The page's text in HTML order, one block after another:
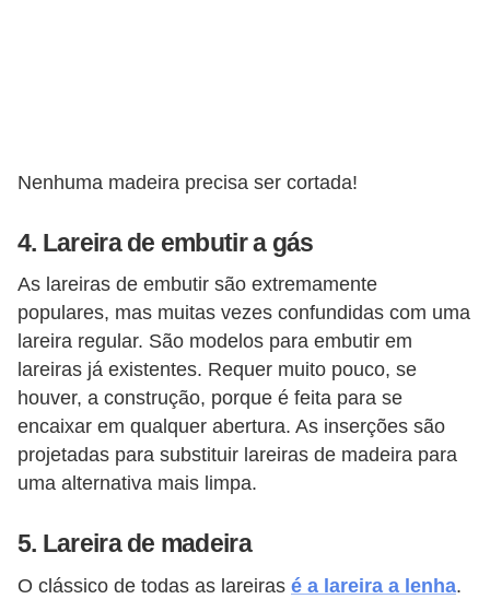
Nenhuma madeira precisa ser cortada!
4. Lareira de embutir a gás
As lareiras de embutir são extremamente
populares, mas muitas vezes confundidas com uma
lareira regular. São modelos para embutir em
lareiras já existentes. Requer muito pouco, se
houver, a construção, porque é feita para se
encaixar em qualquer abertura. As inserções são
projetadas para substituir lareiras de madeira para
uma alternativa mais limpa.
5. Lareira de madeira
O clássico de todas as lareiras é a lareira a lenha.